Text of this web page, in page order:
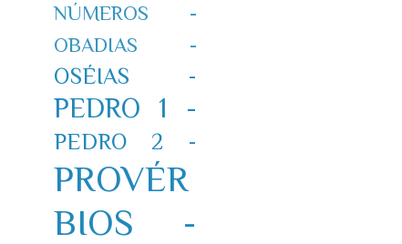
NÚMEROS -
OBADIAS -
OSÉIAS -
PEDRO 1 -
PEDRO 2 -
PROVÉR
BIOS -